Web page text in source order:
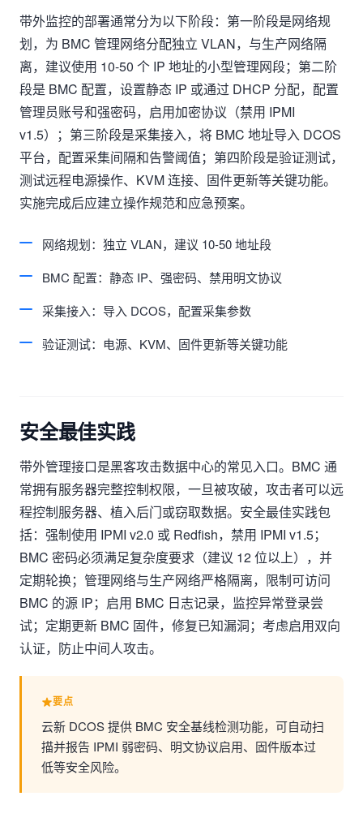
带外监控的部署通常分为以下阶段：第一阶段是网络规
划，为 BMC 管理网络分配独立 VLAN，与生产网络隔
离，建议使用 10-50 个 IP 地址的小型管理网段；第二阶
段是 BMC 配置，设置静态 IP 或通过 DHCP 分配，配置
管理员账号和强密码，启用加密协议（禁用 IPMI
v1.5）；第三阶段是采集接入，将 BMC 地址导入 DCOS
平台，配置采集间隔和告警阈值；第四阶段是验证测试，
测试远程电源操作、KVM 连接、固件更新等关键功能。
实施完成后应建立操作规范和应急预案。
网络规划：独立 VLAN，建议 10-50 地址段
BMC 配置：静态 IP、强密码、禁用明文协议
采集接入：导入 DCOS，配置采集参数
验证测试：电源、KVM、固件更新等关键功能
安全最佳实践
带外管理接口是黑客攻击数据中心的常见入口。BMC 通
常拥有服务器完整控制权限，一旦被攻破，攻击者可以远
程控制服务器、植入后门或窃取数据。安全最佳实践包
括：强制使用 IPMI v2.0 或 Redfish，禁用 IPMI v1.5；
BMC 密码必须满足复杂度要求（建议 12 位以上），并
定期轮换；管理网络与生产网络严格隔离，限制可访问
BMC 的源 IP；启用 BMC 日志记录，监控异常登录尝
试；定期更新 BMC 固件，修复已知漏洞；考虑启用双向
认证，防止中间人攻击。
要点
云新 DCOS 提供 BMC 安全基线检测功能，可自动扫
描并报告 IPMI 弱密码、明文协议启用、固件版本过
低等安全风险。